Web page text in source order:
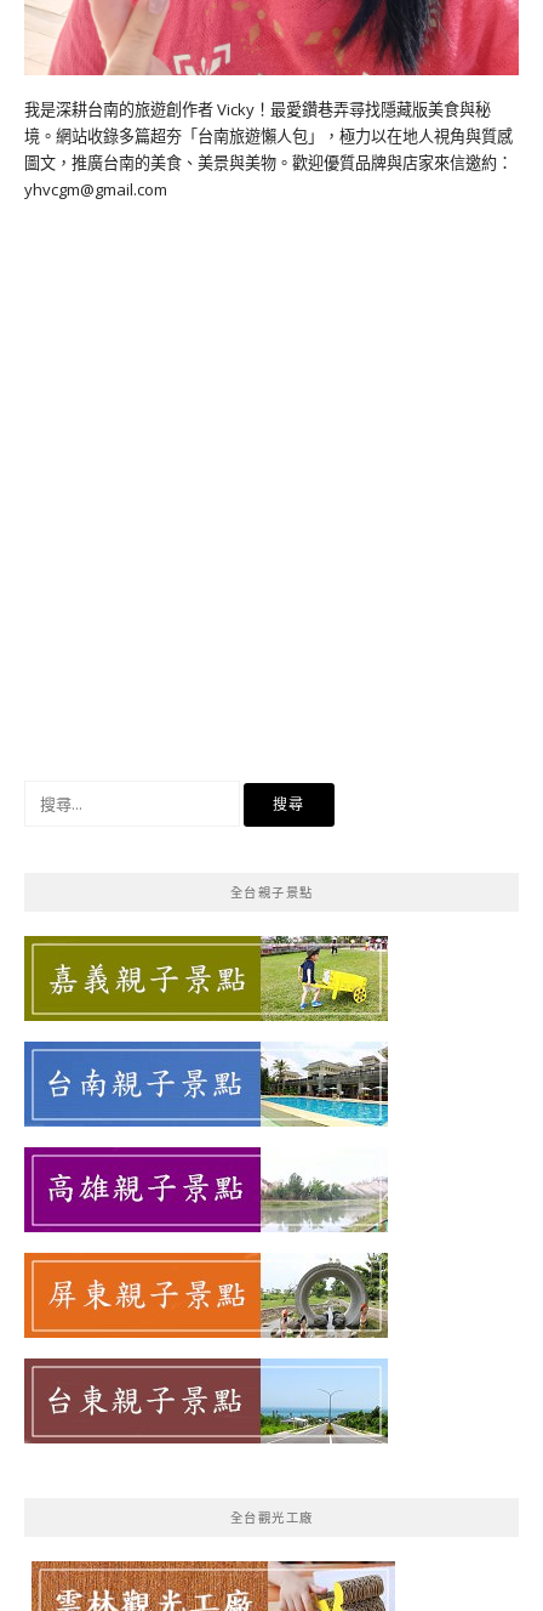
我是深耕台南的旅遊創作者 Vicky！最愛鑽巷弄尋找隱藏版美食與秘
境。網站收錄多篇超夯「台南旅遊懶人包」，極力以在地人視角與質感
圖文，推廣台南的美食、美景與美物。歡迎優質品牌與店家來信邀約：
yhvcgm@gmail.com
全台親子景點
全台觀光工廠